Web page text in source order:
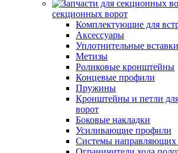
секционных ворот
Комплектующие для
Аксессуары
Уплотнительные вставки
Метизы
Роликовые кронштейны
Концевые профили
Пружины
Кронштейны и петли
ворот
Боковые накладки
Усиливающие профили
Системы направляющих